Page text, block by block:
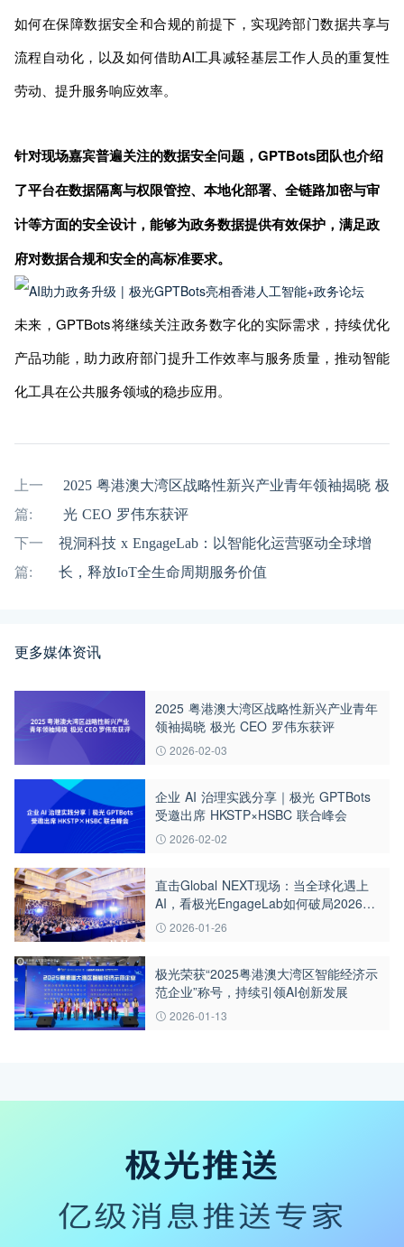
如何在保障数据安全和合规的前提下，实现跨部门数据共享与
流程自动化，以及如何借助AI工具减轻基层工作人员的重复性
劳动、提升服务响应效率。
针对现场嘉宾普遍关注的数据安全问题，GPTBots团队也介绍
了平台在数据隔离与权限管控、本地化部署、全链路加密与审
计等方面的安全设计，能够为政务数据提供有效保护，满足政
府对数据合规和安全的高标准要求。
未来，GPTBots将继续关注政务数字化的实际需求，持续优化
产品功能，助力政府部门提升工作效率与服务质量，推动智能
化工具在公共服务领域的稳步应用。
上一
篇:
2025 粤港澳大湾区战略性新兴产业青年领袖揭晓 极
光 CEO 罗伟东获评
下一
篇:
視洞科技 x EngageLab：以智能化运营驱动全球增
长，释放IoT全生命周期服务价值
更多媒体资讯
2025 粤港澳大湾区战略性新兴产业青年
领袖揭晓 极光 CEO 罗伟东获评
2026-02-03
企业 AI 治理实践分享｜极光 GPTBots
受邀出席 HKSTP×HSBC 联合峰会
2026-02-02
直击Global NEXT现场：当全球化遇上
AI，看极光EngageLab如何破局2026出
海增长难题
2026-01-26
极光荣获“2025粤港澳大湾区智能经济示
范企业”称号，持续引领AI创新发展
2026-01-13